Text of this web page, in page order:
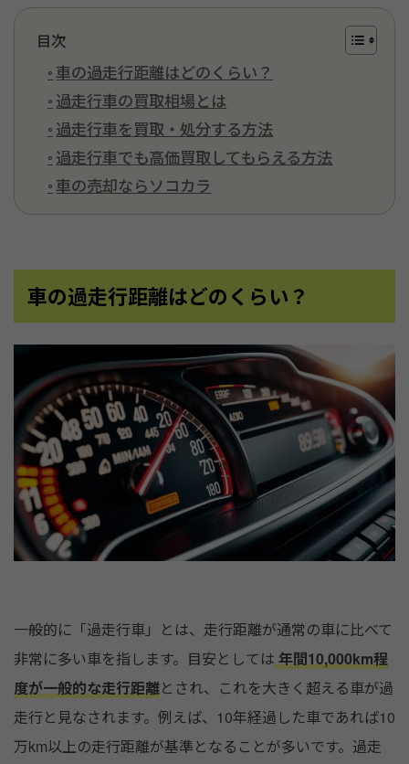
目次
車の過走行距離はどのくらい？
過走行車の買取相場とは
過走行車を買取・処分する方法
過走行車でも高価買取してもらえる方法
車の売却ならソコカラ
車の過走行距離はどのくらい？
一般的に「過走行車」とは、走行距離が通常の車に比べて
非常に多い車を指します。目安としては 年間10,000km程
度が一般的な走行距離とされ、これを大きく超える車が過
走行と見なされます。例えば、10年経過した車であれば10
万km以上の走行距離が基準となることが多いです。過走